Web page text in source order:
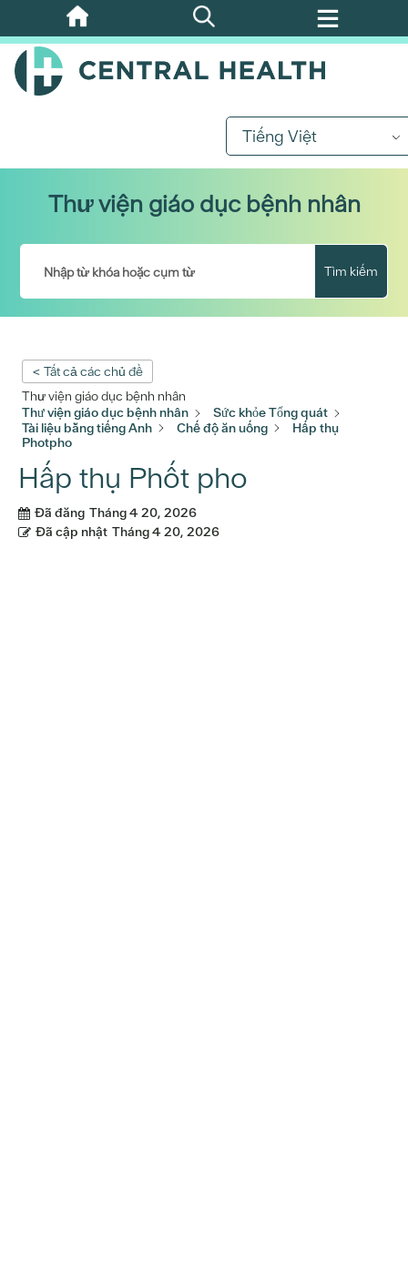
Bỏ
qua
nội
Tiếng Việt
Thư viện giáo dục bệnh nhân
Tìm kiếm
< Tất cả các chủ đề
Thư viện giáo dục bệnh nhân
Thư viện giáo dục bệnh nhân
Sức khỏe Tổng quát
Tài liệu bằng tiếng Anh
Chế độ ăn uống
Hấp thụ
Photpho
Hấp thụ Phốt pho
Đã đăng Tháng 4 20, 2026
Đã cập nhật Tháng 4 20, 2026